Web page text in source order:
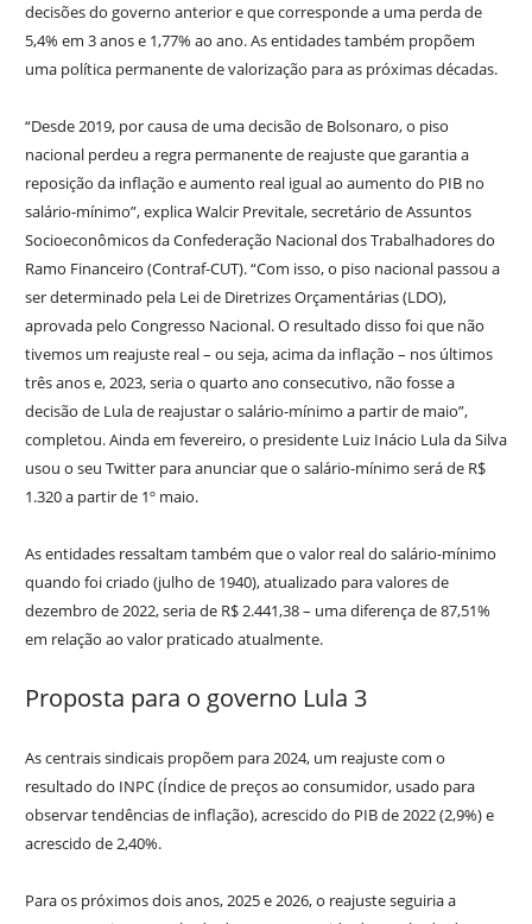
decisões do governo anterior e que corresponde a uma perda de
5,4% em 3 anos e 1,77% ao ano. As entidades também propõem
uma política permanente de valorização para as próximas décadas.
“Desde 2019, por causa de uma decisão de Bolsonaro, o piso
nacional perdeu a regra permanente de reajuste que garantia a
reposição da inflação e aumento real igual ao aumento do PIB no
salário-mínimo”, explica Walcir Previtale, secretário de Assuntos
Socioeconômicos da Confederação Nacional dos Trabalhadores do
Ramo Financeiro (Contraf-CUT). “Com isso, o piso nacional passou a
ser determinado pela Lei de Diretrizes Orçamentárias (LDO),
aprovada pelo Congresso Nacional. O resultado disso foi que não
tivemos um reajuste real – ou seja, acima da inflação – nos últimos
três anos e, 2023, seria o quarto ano consecutivo, não fosse a
decisão de Lula de reajustar o salário-mínimo a partir de maio”,
completou. Ainda em fevereiro, o presidente Luiz Inácio Lula da Silva
usou o seu Twitter para anunciar que o salário-mínimo será de R$
1.320 a partir de 1º maio.
As entidades ressaltam também que o valor real do salário-mínimo
quando foi criado (julho de 1940), atualizado para valores de
dezembro de 2022, seria de R$ 2.441,38 – uma diferença de 87,51%
em relação ao valor praticado atualmente.
Proposta para o governo Lula 3
As centrais sindicais propõem para 2024, um reajuste com o
resultado do INPC (Índice de preços ao consumidor, usado para
observar tendências de inflação), acrescido do PIB de 2022 (2,9%) e
acrescido de 2,40%.
Para os próximos dois anos, 2025 e 2026, o reajuste seguiria a